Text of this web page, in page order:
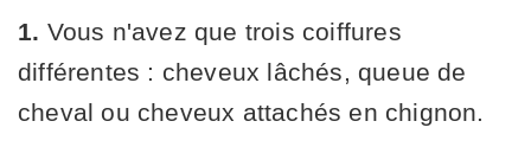
1. Vous n'avez que trois coiffures
différentes : cheveux lâchés, queue de
cheval ou cheveux attachés en chignon.